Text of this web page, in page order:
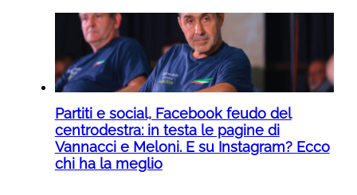
Partiti e social, Facebook feudo del
centrodestra: in testa le pagine di
Vannacci e Meloni. E su Instagram? Ecco
chi ha la meglio